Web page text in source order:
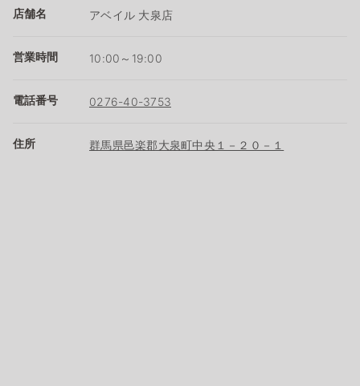
店舗名 アベイル 大泉店
営業時間 10:00～19:00
電話番号 0276-40-3753
住所 群馬県邑楽郡大泉町中央１－２０－１